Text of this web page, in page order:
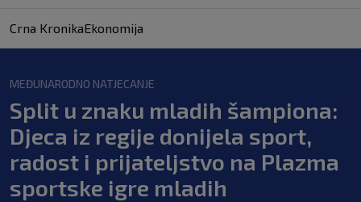
Crna KronikaEkonomija
MEĐUNARODNO NATJECANJE
Split u znaku mladih šampiona:
Djeca iz regije donijela sport,
radost i prijateljstvo na Plazma
sportske igre mladih